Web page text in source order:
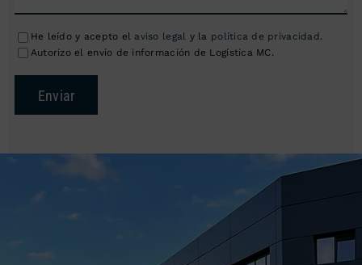
He leído y acepto el aviso legal y la política de privacidad .
Autorizo el envío de información de Logística MC.
Enviar